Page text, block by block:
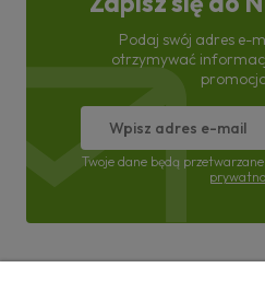
Podaj swój adres e-
otrzymywać
Twoje dane będą